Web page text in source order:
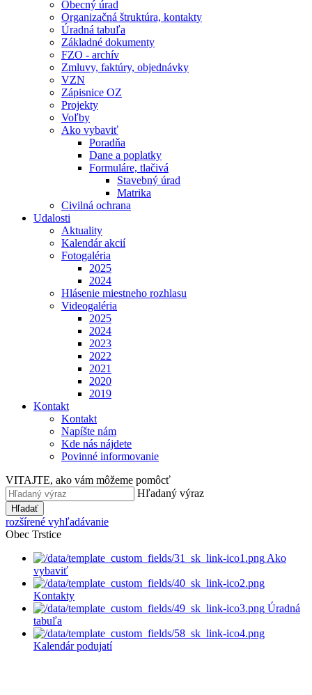
Obecný úrad
Organizačná štruktúra, kontakty
Úradná tabuľa
Základné dokumenty
FZO - archív
Zmluvy, faktúry, objednávky
VZN
Zápisnice OZ
Projekty
Voľby
Ako vybaviť
Poradňa
Dane a poplatky
Formuláre, tlačivá
Stavebný úrad
Matrika
Civilná ochrana
Udalosti
Aktuality
Kalendár akcií
Fotogaléria
2025
2024
Hlásenie miestneho rozhlasu
Videogaléria
2025
2024
2023
2022
2021
2020
2019
Kontakt
Kontakt
Napíšte nám
Kde nás nájdete
Povinné informovanie
VITAJTE, ako vám môžeme pomôcť
Hľadaný výraz
Hľadať
rozšírené vyhľadávanie
Obec Trstice
Ako
vybaviť
Kontakty
Úradná
tabuľa
Kalendár podujatí